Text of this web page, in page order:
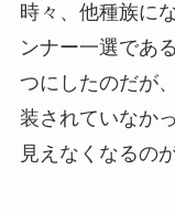
時々、他種族に
ンナー一選であ
つにしたのだが
装されていなか
見えなくなるの